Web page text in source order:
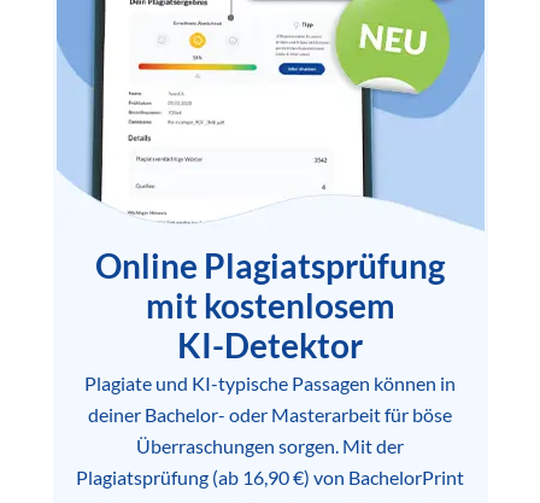
Online Plagiatsprüfung
mit kostenlosem
KI-Detektor
Plagiate und KI-typische Passagen können in
deiner Bachelor- oder Masterarbeit für böse
Überraschungen sorgen. Mit der
Plagiatsprüfung (ab 16,90 €) von BachelorPrint